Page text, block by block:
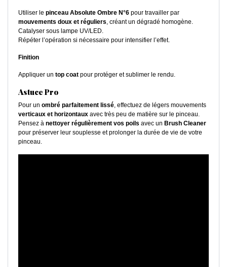
Utiliser le pinceau Absolute Ombre N°6 pour travailler par
mouvements doux et réguliers, créant un dégradé homogène.
Catalyser sous lampe UV/LED.
Répéter l’opération si nécessaire pour intensifier l’effet.
Finition
Appliquer un top coat pour protéger et sublimer le rendu.
Astuce Pro
Pour un ombré parfaitement lissé, effectuez de légers mouvements
verticaux et horizontaux avec très peu de matière sur le pinceau.
Pensez à nettoyer régulièrement vos poils avec un Brush Cleaner
pour préserver leur souplesse et prolonger la durée de vie de votre
pinceau.